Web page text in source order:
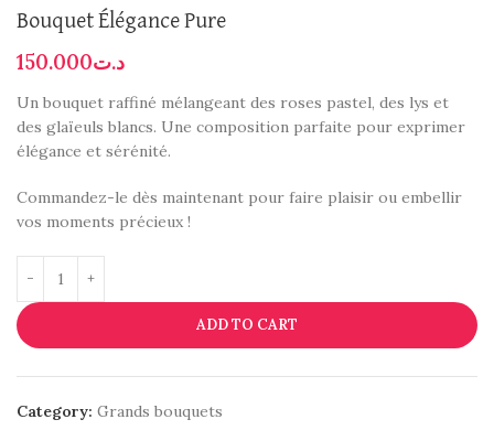
Bouquet Élégance Pure
د.ت150.000
Un bouquet raffiné mélangeant des roses pastel, des lys et
des glaïeuls blancs. Une composition parfaite pour exprimer
élégance et sérénité.
Commandez-le dès maintenant pour faire plaisir ou embellir
vos moments précieux !
ADD TO CART
Category: Grands bouquets